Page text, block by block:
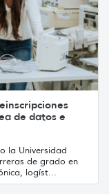
de datos e
la Universidad
de grado en
logíst...